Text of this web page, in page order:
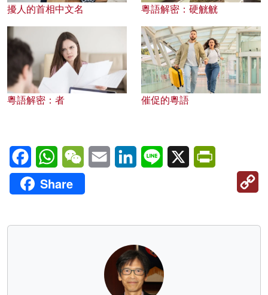
擾人的首相中文名 粵語解密：硬觥觥
粵語解密：者 催促的粵語
FacebookWhatsAppWeChatEmail LinkedInLine X
Share